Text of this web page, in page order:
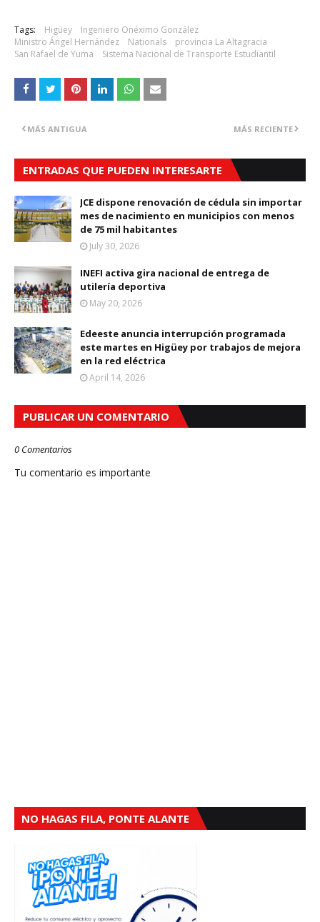
Tags: Higüey
Ingeniero Onéximo González
Ministro Ángel Hernández
Nationals
provincia La Altagracia
San Rafael de Yuma
Sistema Nacional de Transporte Estudiantil
MÁS RECIENTE
MÁS ANTIGUA
ENTRADAS QUE PUEDEN INTERESARTE
JCE dispone renovación de cédula sin importar
mes de nacimiento en municipios con menos
de 75 mil habitantes
July 30, 2026
INEFI activa gira nacional de entrega de
utilería deportiva
May 20, 2026
Edeeste anuncia interrupción programada
este martes en Higüey por trabajos de mejora
en la red eléctrica
April 14, 2026
PUBLICAR UN COMENTARIO
0 Comentarios
Tu comentario es importante
NO HAGAS FILA, PONTE ALANTE